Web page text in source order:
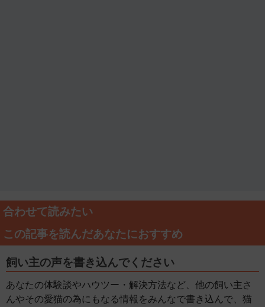
合わせて読みたい
この記事を読んだあなたにおすすめ
飼い主の声を書き込んでください
あなたの体験談やハウツー・解決方法など、他の飼い主さ
んやその愛猫の為にもなる情報をみんなで書き込んで、猫